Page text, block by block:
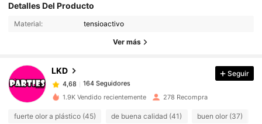
Detalles Del Producto
Material: tensioactivo
Ver más
LKD
4,68 164 Seguidores
164 Seguidores
164 Seguidores
4,68
164 Seguidores
4,68
164 Seguidores
4,68 164 Seguidores
Seguir
1.9K Vendido recientemente 278 Recompra
fuerte olor a plástico (45) de buena calidad (41) buen olor (37)